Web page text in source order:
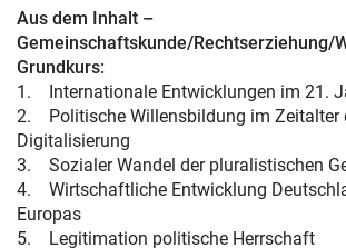
Aus dem Inhalt –
Gemeinschaftskunde/Rechtserziehung/
Grundkurs:
1. Internationale Entwicklungen im 21.
2. Politische Willensbildung im Zeitalter
Digitalisierung
3. Sozialer Wandel der pluralistischen
4. Wirtschaftliche Entwicklung
Europas
5. Legitimation politische Herrschaft